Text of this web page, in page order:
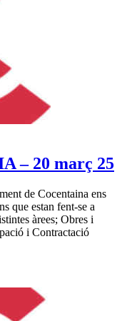
– 20 març 25
de Cocentaina ens
que estan fent-se a
àrees; Obres i
i Contractació